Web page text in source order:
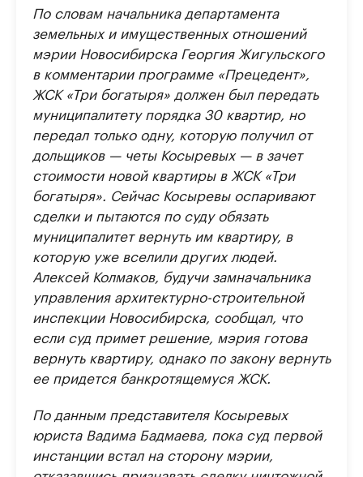
По словам начальника департамента
земельных и имущественных отношений
мэрии Новосибирска Георгия Жигульского
в комментарии программе «Прецедент»,
ЖСК «Три богатыря» должен был передать
муниципалитету порядка 30 квартир, но
передал только одну, которую получил от
дольщиков — четы Косыревых — в зачет
стоимости новой квартиры в ЖСК «Три
богатыря». Сейчас Косыревы оспаривают
сделки и пытаются по суду обязать
муниципалитет вернуть им квартиру, в
которую уже вселили других людей.
Алексей Колмаков, будучи замначальника
управления архитектурно-строительной
инспекции Новосибирска, сообщал, что
если суд примет решение, мэрия готова
вернуть квартиру, однако по закону вернуть
ее придется банкротящемуся ЖСК.
По данным представителя Косыревых
юриста Вадима Бадмаева, пока суд первой
инстанции встал на сторону мэрии,